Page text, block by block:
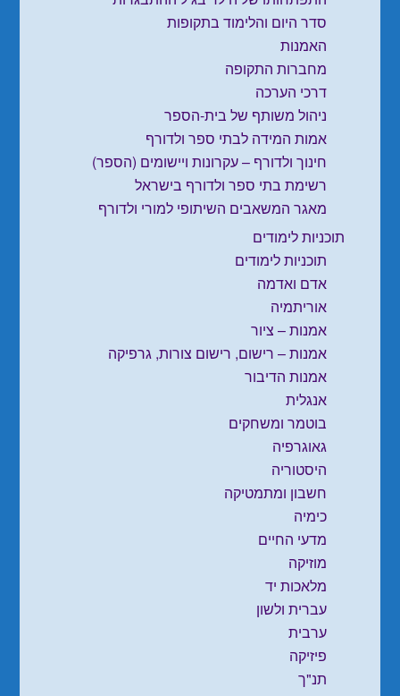
סדר היום והלימוד בתקופות
האמנות
מחברות התקופה
דרכי הערכה
ניהול משותף של בית-הספר
אמות המידה לבתי ספר ולדורף
חינוך ולדורף – עקרונות ויישומים (הספר)
רשימת בתי ספר ולדורף בישראל
מאגר המשאבים השיתופי למורי ולדורף
תוכניות לימודים
תוכניות לימודים
אדם ואדמה
אוריתמיה
אמנות – ציור
אמנות – רישום, רישום צורות, גרפיקה
אמנות הדיבור
אנגלית
בוטמר ומשחקים
גאוגרפיה
היסטוריה
חשבון ומתמטיקה
כימיה
מדעי החיים
מוזיקה
מלאכות יד
עברית ולשון
ערבית
פיזיקה
תנ"ך